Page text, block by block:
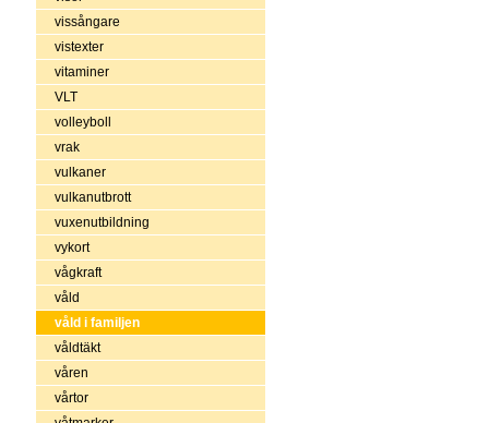
vissångare
vistexter
vitaminer
VLT
volleyboll
vrak
vulkaner
vulkanutbrott
vuxenutbildning
vykort
vågkraft
våld
våld i familjen
våldtäkt
våren
vårtor